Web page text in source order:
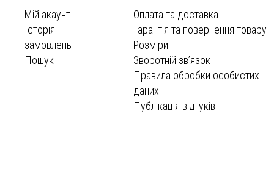
Мій акаунт
Історія
замовлень
Пошук
Оплата та доставка
Гарантія та повернення товару
Розміри
Зворотній зв’язок
Правила обробки особистих
даних
Публікація відгуків